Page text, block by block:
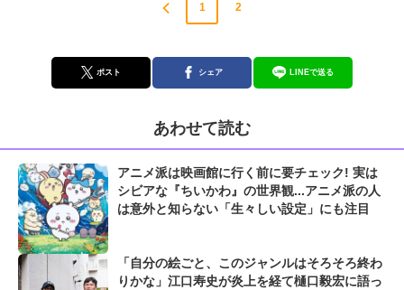
1 2
ポスト シェア LINEで送る
あわせて読む
アニメ派は映画館に行く前に要チェック! 実は
シビアな『ちいかわ』の世界観...アニメ派の人
は意外と知らない「生々しい設定」にも注目
「自分の絵ごと、このジャンルはそろそろ終わ
りかな」江口寿史が炎上を経て樋口毅宏に語っ